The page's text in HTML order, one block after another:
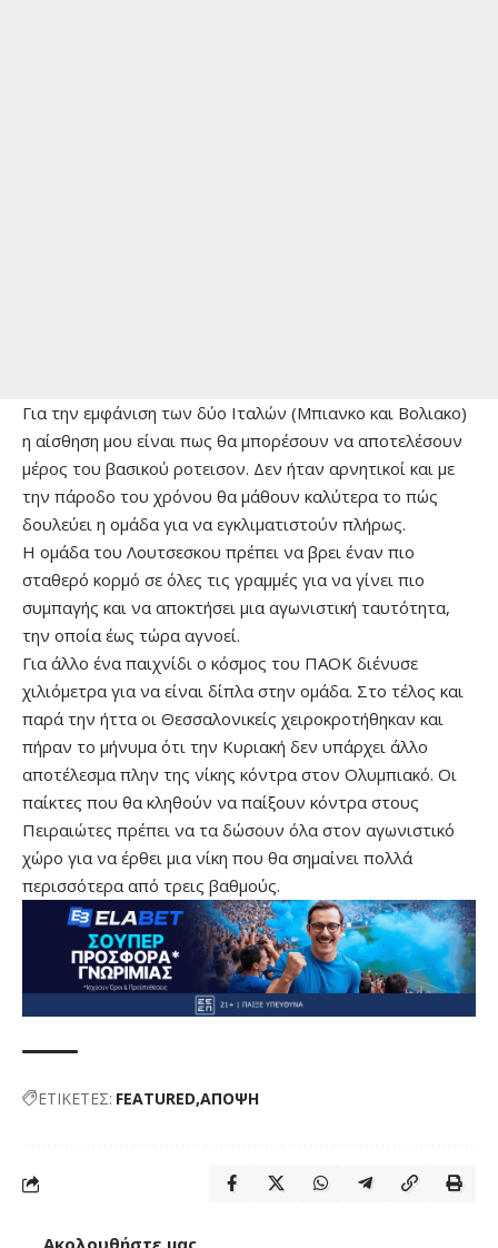
Για την εμφάνιση των δύο Ιταλών (Μπιανκο και Βολιακο)
η αίσθηση μου είναι πως θα μπορέσουν να αποτελέσουν
μέρος του βασικού ροτεισον. Δεν ήταν αρνητικοί και με
την πάροδο του χρόνου θα μάθουν καλύτερα το πώς
δουλεύει η ομάδα για να εγκλιματιστούν πλήρως.
Η ομάδα του Λουτσεσκου πρέπει να βρει έναν πιο
σταθερό κορμό σε όλες τις γραμμές για να γίνει πιο
συμπαγής και να αποκτήσει μια αγωνιστική ταυτότητα,
την οποία έως τώρα αγνοεί.
Για άλλο ένα παιχνίδι ο κόσμος του ΠΑΟΚ διένυσε
χιλιόμετρα για να είναι δίπλα στην ομάδα. Στο τέλος και
παρά την ήττα οι Θεσσαλονικείς χειροκροτήθηκαν και
πήραν το μήνυμα ότι την Κυριακή δεν υπάρχει άλλο
αποτέλεσμα πλην της νίκης κόντρα στον Ολυμπιακό. Οι
παίκτες που θα κληθούν να παίξουν κόντρα στους
Πειραιώτες πρέπει να τα δώσουν όλα στον αγωνιστικό
χώρο για να έρθει μια νίκη που θα σημαίνει πολλά
περισσότερα από τρεις βαθμούς.
ΕΤΙΚΕΤΕΣ: FEATURED ΑΠΟΨΗ